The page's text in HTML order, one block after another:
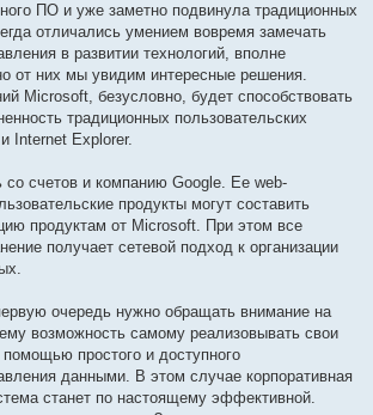
ПО и уже заметно подвинула традиционных
отличались умением вовремя замечать
в развитии технологий, вполне
от них мы увидим интересные решения.
Microsoft, безусловно, будет способствовать
традиционных пользовательских
Internet Explorer.
со счетов и компанию Google. Ее web-
продукты могут составить
продуктам от Microsoft. При этом все
получает сетевой подход к организации
очередь нужно обращать внимание на
возможность самому реализовывать свои
помощью простого и доступного
данными. В этом случае корпоративная
станет по настоящему эффективной.